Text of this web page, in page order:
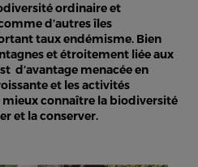
ordinaire et
d’autres îles
taux endémisme. Bien
et étroitement liée aux
d’avantage menacée en
et les activités
mieux connaître la biodiversité
et la conserver.